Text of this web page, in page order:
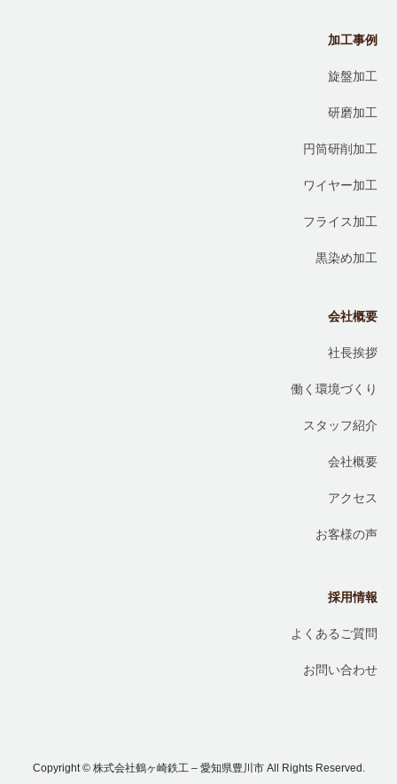
加工事例
旋盤加工
研磨加工
円筒研削加工
ワイヤー加工
フライス加工
黒染め加工
会社概要
社長挨拶
働く環境づくり
スタッフ紹介
会社概要
アクセス
お客様の声
採用情報
よくあるご質問
お問い合わせ
Copyright © 株式会社鶴ヶ崎鉄工 – 愛知県豊川市 All Rights Reserved.